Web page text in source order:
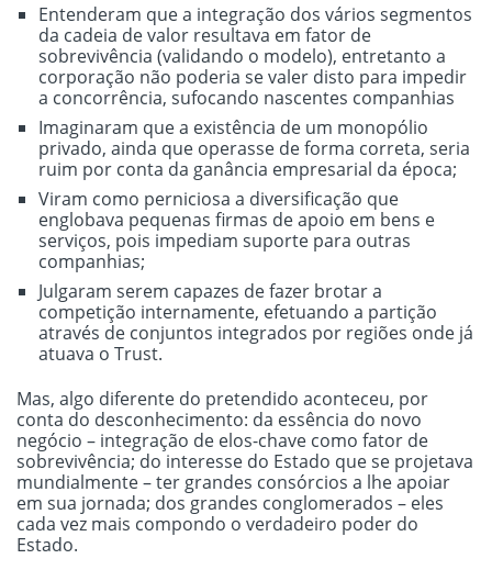
Entenderam que a integração dos vários segmentos
da cadeia de valor resultava em fator de
sobrevivência (validando o modelo), entretanto a
corporação não poderia se valer disto para impedir
a concorrência, sufocando nascentes companhias
Imaginaram que a existência de um monopólio
privado, ainda que operasse de forma correta, seria
ruim por conta da ganância empresarial da época;
Viram como perniciosa a diversificação que
englobava pequenas firmas de apoio em bens e
serviços, pois impediam suporte para outras
companhias;
Julgaram serem capazes de fazer brotar a
competição internamente, efetuando a partição
através de conjuntos integrados por regiões onde já
atuava o Trust.
Mas, algo diferente do pretendido aconteceu, por
conta do desconhecimento: da essência do novo
negócio – integração de elos-chave como fator de
sobrevivência; do interesse do Estado que se projetava
mundialmente – ter grandes consórcios a lhe apoiar
em sua jornada; dos grandes conglomerados – eles
cada vez mais compondo o verdadeiro poder do
Estado.